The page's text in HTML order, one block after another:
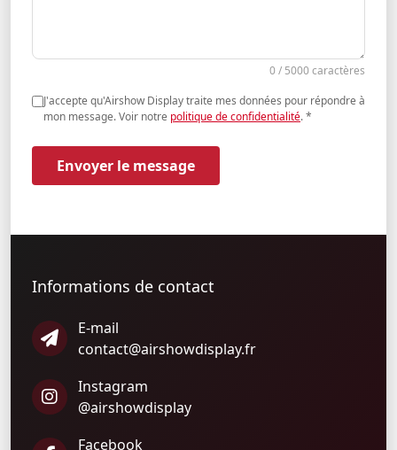
0 / 5000 caractères
J'accepte qu'Airshow Display traite mes données pour répondre à
mon message. Voir notre politique de confidentialité.*
Envoyer le message
Informations de contact
E-mail
contact@airshowdisplay.fr
Instagram
@airshowdisplay
Facebook